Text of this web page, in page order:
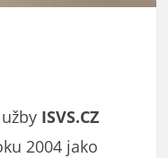
ISVS.CZ
2004 jako